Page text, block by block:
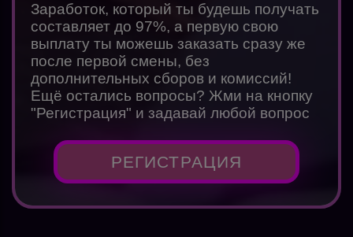
Заработок, который ты будешь получать
составляет до 97%, а первую свою
выплату ты можешь заказать сразу же
после первой смены, без
дополнительных сборов и комиссий!
Ещё остались вопросы? Жми на кнопку
"Регистрация" и задавай любой вопрос
РЕГИСТРАЦИЯ